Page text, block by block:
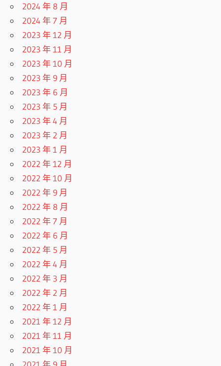
2024 年 8 月
2024 年 7 月
2023 年 12 月
2023 年 11 月
2023 年 10 月
2023 年 9 月
2023 年 6 月
2023 年 5 月
2023 年 4 月
2023 年 2 月
2023 年 1 月
2022 年 12 月
2022 年 10 月
2022 年 9 月
2022 年 8 月
2022 年 7 月
2022 年 6 月
2022 年 5 月
2022 年 4 月
2022 年 3 月
2022 年 2 月
2022 年 1 月
2021 年 12 月
2021 年 11 月
2021 年 10 月